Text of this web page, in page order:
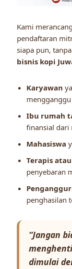
Kami
pendaftaran
siapa pun,
bisnis kopi
Karyawan
Ibu rumah
finansial dari
Mahasiswa
Terapis
penyebaran
penghasilan
“Jangan
dimulai